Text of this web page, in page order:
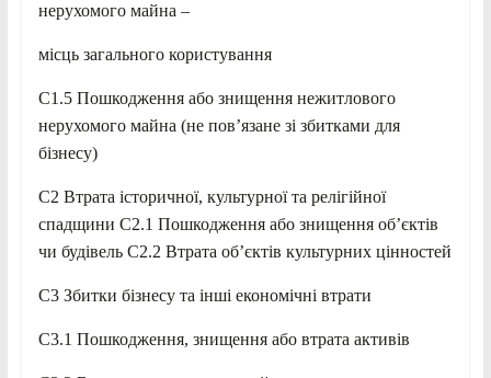
нерухомого майна –
місць загального користування
C1.5 Пошкодження або знищення нежитлового
нерухомого майна (не пов’язане зі збитками для
бізнесу)
C2 Втрата історичної, культурної та релігійної
спадщини C2.1 Пошкодження або знищення об’єктів
чи будівель C2.2 Втрата об’єктів культурних цінностей
C3 Збитки бізнесу та інші економічні втрати
C3.1 Пошкодження, знищення або втрата активів